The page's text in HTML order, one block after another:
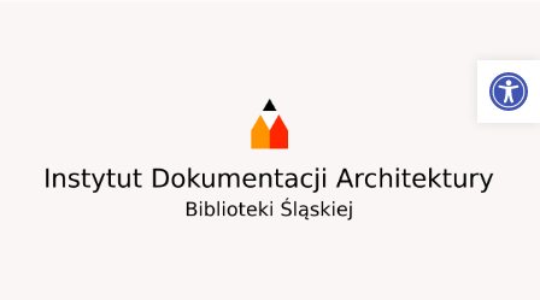
Otwórz pasek narzędzi